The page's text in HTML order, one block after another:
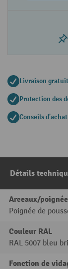
Livraison
Protection des
Conseils
Détails
Arceaux/
Poignée de
Couleur RAL
RAL 5007 bleu
Fonction de